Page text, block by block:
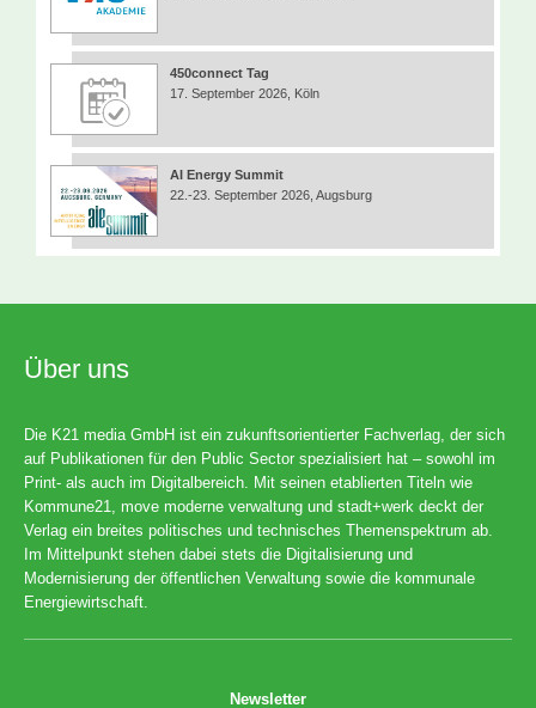
450connect Tag
17. September 2026, Köln
AI Energy Summit
22.-23. September 2026, Augsburg
Über uns
Die K21 media GmbH ist ein zukunftsorientierter Fachverlag, der sich
auf Publikationen für den Public Sector spezialisiert hat – sowohl im
Print- als auch im Digitalbereich. Mit seinen etablierten Titeln wie
Kommune21, move moderne verwaltung und stadt+werk deckt der
Verlag ein breites politisches und technisches Themenspektrum ab.
Im Mittelpunkt stehen dabei stets die Digitalisierung und
Modernisierung der öffentlichen Verwaltung sowie die kommunale
Energiewirtschaft.
Newsletter